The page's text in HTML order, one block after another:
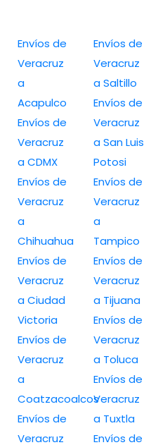
Envíos de
Veracruz
a
Acapulco
Envíos de
Veracruz
a CDMX
Envíos de
Veracruz
a
Chihuahua
Envíos de
Veracruz
a Ciudad
Victoria
Envíos de
Veracruz
a
Coatzacoalcos
Envíos de
Veracruz
Envíos de
Veracruz
a Saltillo
Envíos de
Veracruz
a San Luis
Potosi
Envíos de
Veracruz
a
Tampico
Envíos de
Veracruz
a Tijuana
Envíos de
Veracruz
a Toluca
Envíos de
Veracruz
a Tuxtla
Envíos de